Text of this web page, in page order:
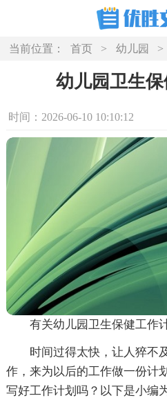
当前位置： 首页 > 幼儿园 >
幼儿园卫生
时间：2026-06-10 10:10:12
有关幼儿园卫生保健工作
时间过得太快，让人猝不
作，来为以后的工作做一份计
写好工作计划吗？以下是小编